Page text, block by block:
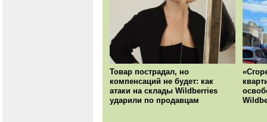
Товар пострадал, но
компенсаций не будет: как
атаки на склады Wildberries
ударили по продавцам